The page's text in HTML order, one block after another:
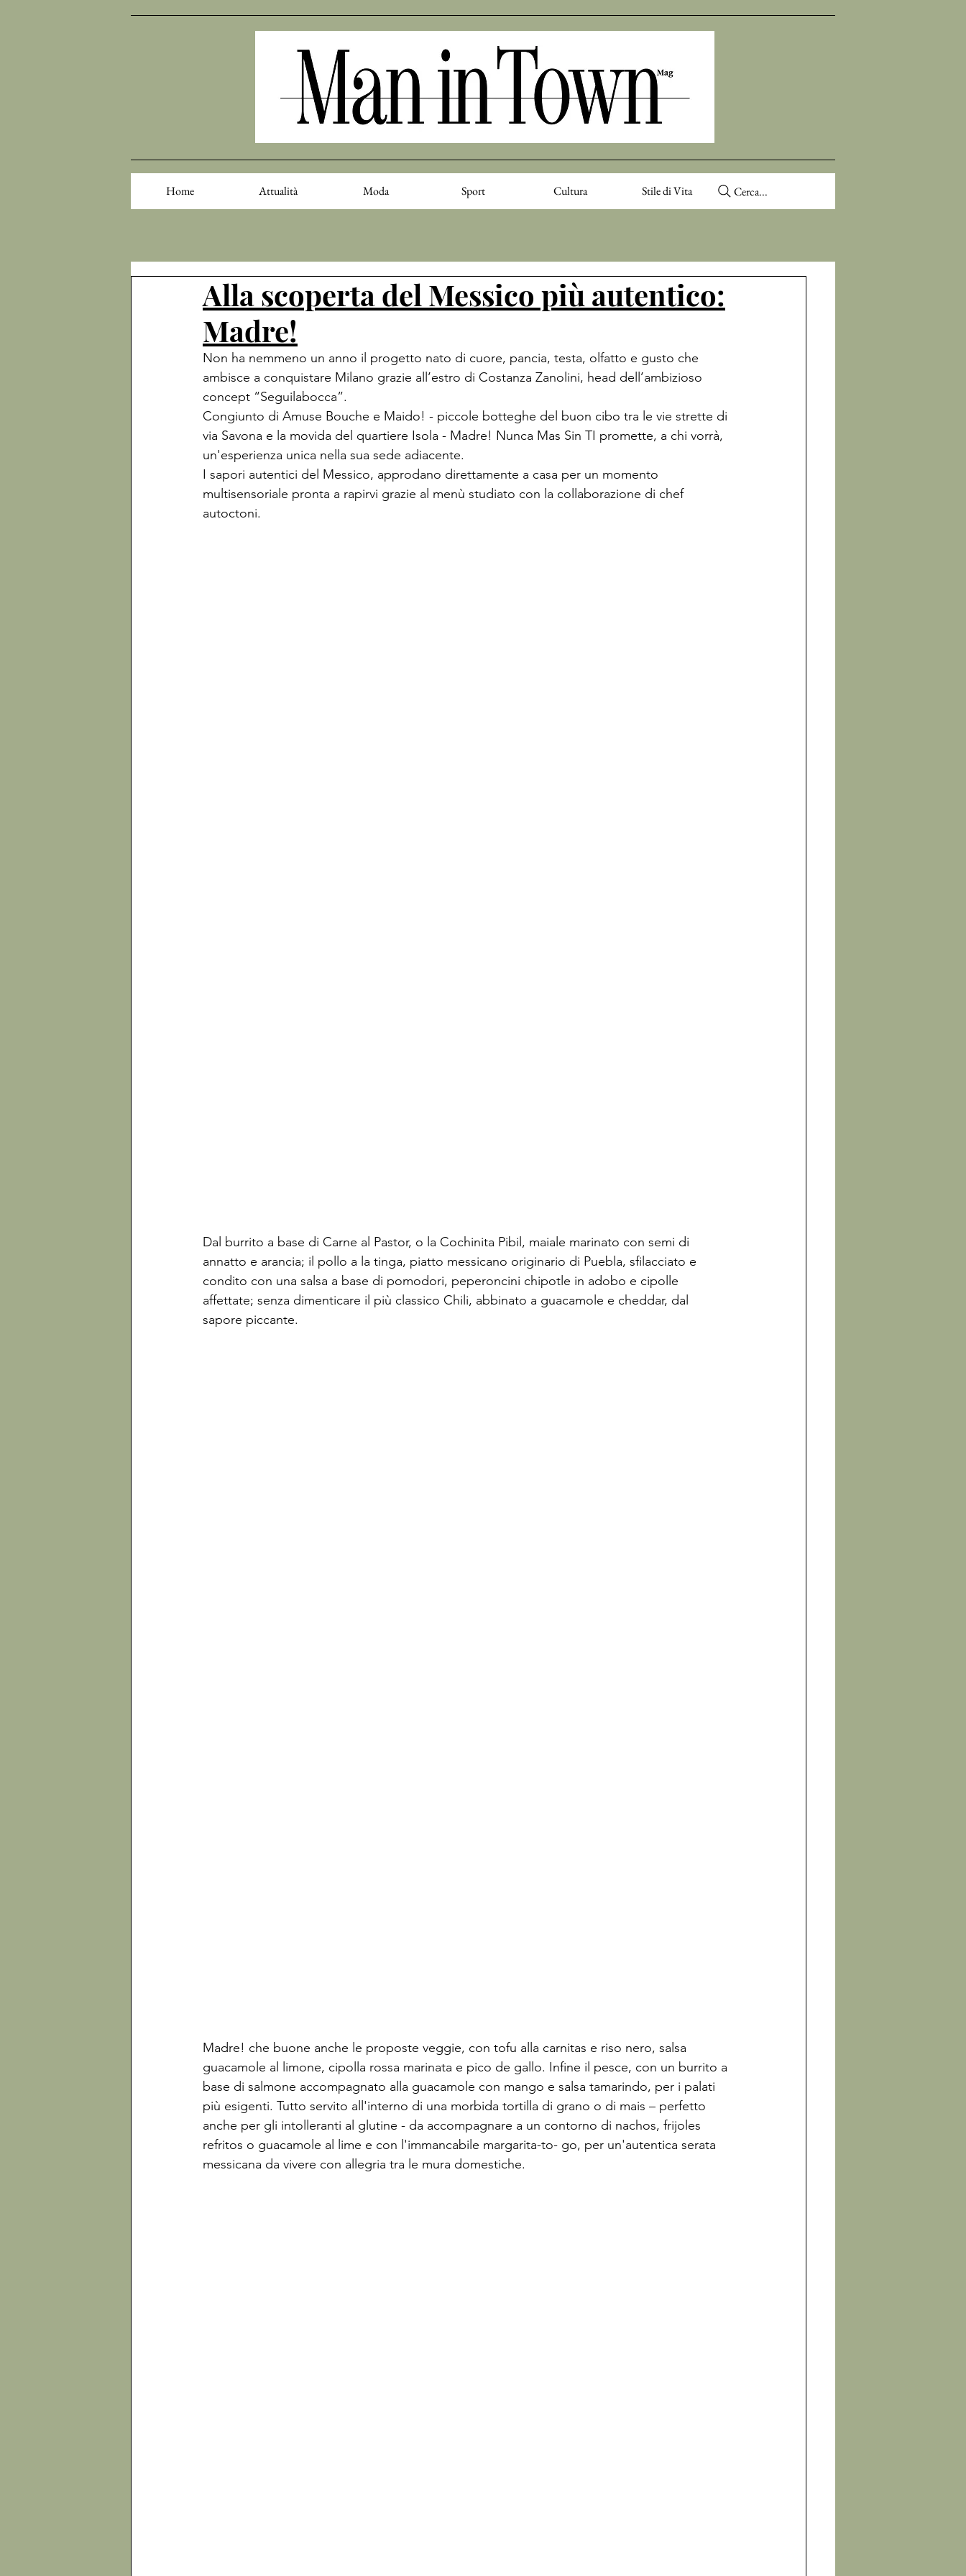
Home Attualità Moda Sport Cultura Stile di Vita Cerca...
Alla scoperta del Messico più autentico:
Madre!
Non ha nemmeno un anno il progetto nato di cuore, pancia, testa, olfatto e gusto che
ambisce a conquistare Milano grazie all’estro di Costanza Zanolini, head dell’ambizioso
concept “Seguilabocca”.
Congiunto di Amuse Bouche e Maido! - piccole botteghe del buon cibo tra le vie strette di
via Savona e la movida del quartiere Isola - Madre! Nunca Mas Sin TI promette, a chi vorrà,
un'esperienza unica nella sua sede adiacente.
I sapori autentici del Messico, approdano direttamente a casa per un momento
multisensoriale pronta a rapirvi grazie al menù studiato con la collaborazione di chef
autoctoni.
Dal burrito a base di Carne al Pastor, o la Cochinita Pibil, maiale marinato con semi di
annatto e arancia; il pollo a la tinga, piatto messicano originario di Puebla, sfilacciato e
condito con una salsa a base di pomodori, peperoncini chipotle in adobo e cipolle
affettate; senza dimenticare il più classico Chili, abbinato a guacamole e cheddar, dal
sapore piccante.
Madre! che buone anche le proposte veggie, con tofu alla carnitas e riso nero, salsa
guacamole al limone, cipolla rossa marinata e pico de gallo. Infine il pesce, con un burrito a
base di salmone accompagnato alla guacamole con mango e salsa tamarindo, per i palati
più esigenti. Tutto servito all'interno di una morbida tortilla di grano o di mais – perfetto
anche per gli intolleranti al glutine - da accompagnare a un contorno di nachos, frijoles
refritos o guacamole al lime e con l'immancabile margarita-to- go, per un'autentica serata
messicana da vivere con allegria tra le mura domestiche.